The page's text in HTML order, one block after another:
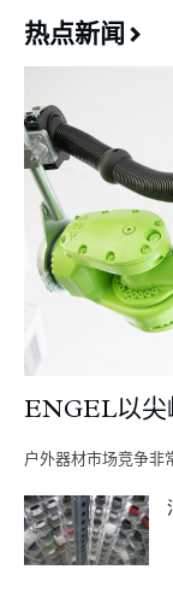
热点新闻
ENGEL以尖
户外器材市场竞争非